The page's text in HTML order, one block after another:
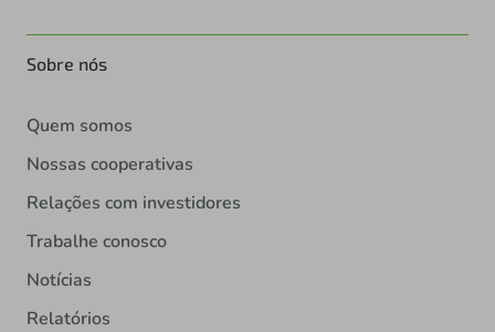
Sobre nós
Quem somos
Nossas cooperativas
Relações com investidores
Trabalhe conosco
Notícias
Relatórios